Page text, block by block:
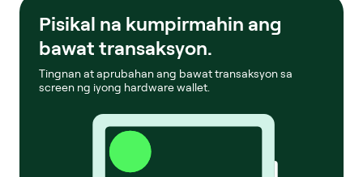
Pisikal na kumpirmahin ang
bawat transaksyon.
Tingnan at aprubahan ang bawat transaksyon sa
screen ng iyong hardware wallet.